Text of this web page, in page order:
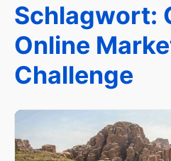
Schlagwort:
Online
Challenge